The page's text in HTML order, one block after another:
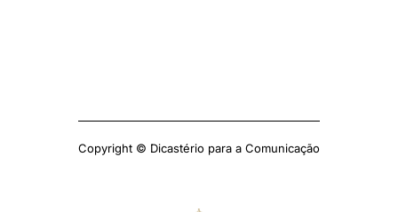
Copyright © Dicastério para a Comunicação